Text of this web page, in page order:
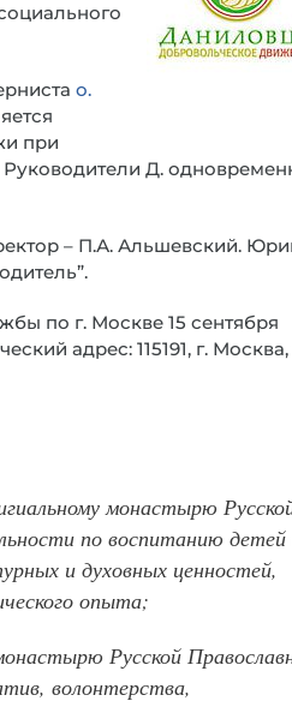
о.
при
Д.
– П.А. Альшевский.
по г. Москве 15 сентября
адрес: 115191, г. Москва,
монастырю
по воспитанию детей
и духовных ценностей,
опыта;
Русской
волонтерства,